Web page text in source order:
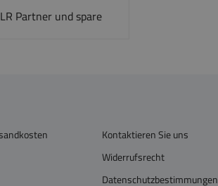
Partner und spare
Kontaktieren Sie uns
Widerrufsrecht
Datenschutzbestimmungen